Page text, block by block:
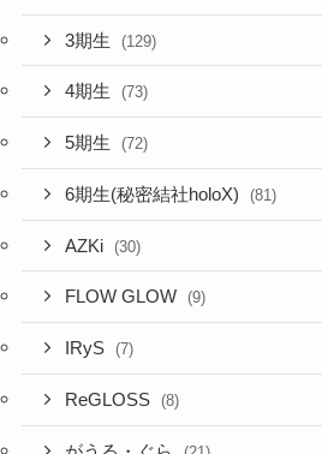
3期生 (129)
4期生 (73)
5期生 (72)
6期生(秘密結社holoX) (81)
AZKi (30)
FLOW GLOW (9)
IRyS (7)
ReGLOSS (8)